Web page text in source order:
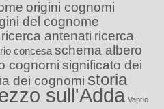
origini cognomi
del cognome
ricerca antenati ricerca
concesa schema albero
cognomi significato dei
dei cognomi storia
sull'Adda Vaprio